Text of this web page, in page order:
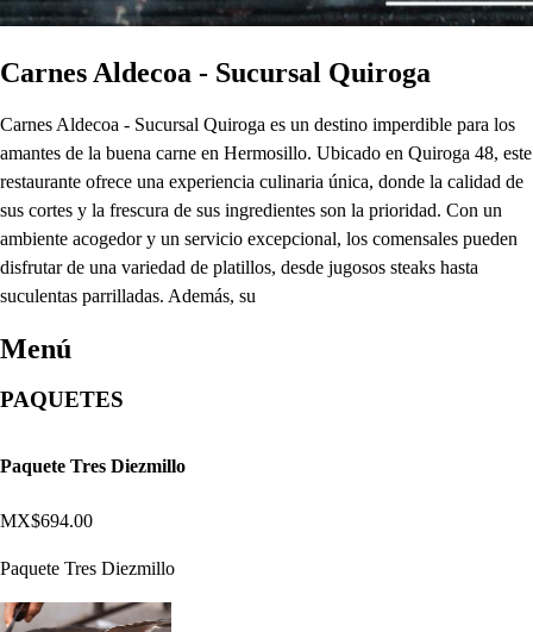
Carnes Aldecoa - Sucursal Quiroga
Carnes Aldecoa - Sucursal Quiroga es un destino imperdible para los
amantes de la buena carne en Hermosillo. Ubicado en Quiroga 48, este
restaurante ofrece una experiencia culinaria única, donde la calidad de
sus cortes y la frescura de sus ingredientes son la prioridad. Con un
ambiente acogedor y un servicio excepcional, los comensales pueden
disfrutar de una variedad de platillos, desde jugosos steaks hasta
suculentas parrilladas. Además, su
Menú
PAQUETES
Paquete Tres Diezmillo
MX$694.00
Paquete Tres Diezmillo